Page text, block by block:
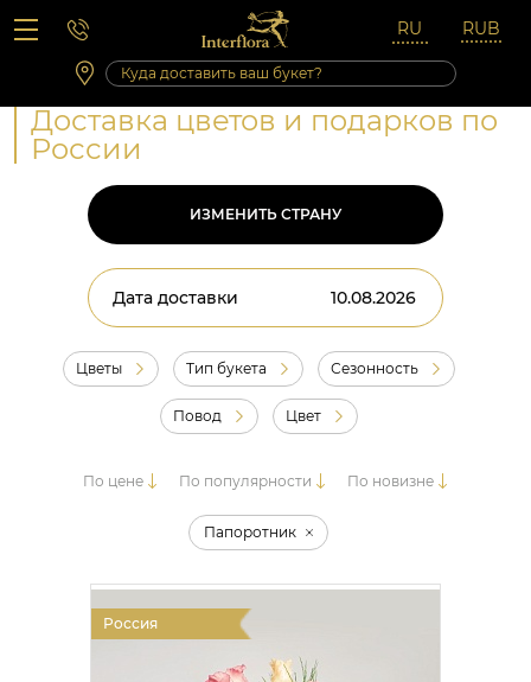
Вопросы-ответы
Сб 10:00 ‐ 14:00
Выходные и праздничные дни
Доставка цветов и подарков по
России
ИЗМЕНИТЬ СТРАНУ
Дата доставки
Цветы Тип букета Сезонность
Повод Цвет
По цене По популярности По новизне
Папоротник
Россия